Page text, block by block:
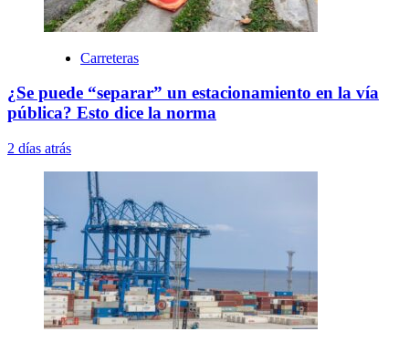
Carreteras
¿Se puede “separar” un estacionamiento en la vía
pública? Esto dice la norma
2 días atrás